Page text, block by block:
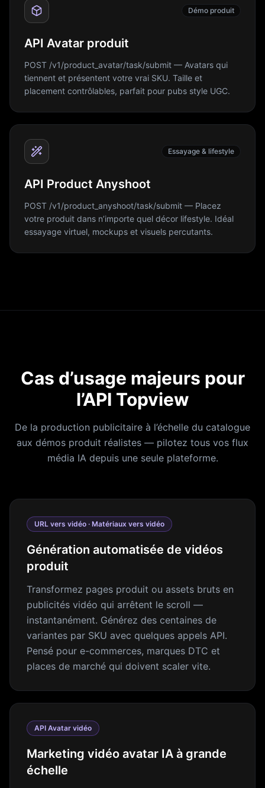
Démo produit
API Avatar produit
POST /v1/product_avatar/task/submit — Avatars qui
tiennent et présentent votre vrai SKU. Taille et
placement contrôlables, parfait pour pubs style UGC.
Essayage & lifestyle
API Product Anyshoot
POST /v1/product_anyshoot/task/submit — Placez
votre produit dans n’importe quel décor lifestyle. Idéal
essayage virtuel, mockups et visuels percutants.
Cas d’usage majeurs pour
l’API Topview
De la production publicitaire à l’échelle du catalogue
aux démos produit réalistes — pilotez tous vos flux
média IA depuis une seule plateforme.
URL vers vidéo · Matériaux vers vidéo
Génération automatisée de vidéos
produit
Transformez pages produit ou assets bruts en
publicités vidéo qui arrêtent le scroll —
instantanément. Générez des centaines de
variantes par SKU avec quelques appels API.
Pensé pour e-commerces, marques DTC et
places de marché qui doivent scaler vite.
API Avatar vidéo
Marketing vidéo avatar IA à grande
échelle